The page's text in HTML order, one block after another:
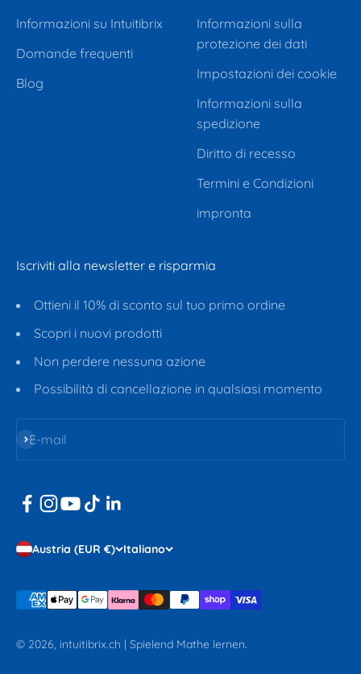
Informazioni su Intuitibrix
Domande frequenti
Blog
Informazioni sulla
protezione dei dati
Impostazioni dei cookie
Informazioni sulla
spedizione
Diritto di recesso
Termini e Condizioni
impronta
Iscriviti alla newsletter e risparmia
Ottieni il 10% di sconto sul tuo primo ordine
Scopri i nuovi prodotti
Non perdere nessuna azione
Possibilità di cancellazione in qualsiasi momento
E-mail
Iscriviti alla newsletter
Austria (EUR €) Italiano
© 2026, intuitibrix.ch | Spielend Mathe lernen.